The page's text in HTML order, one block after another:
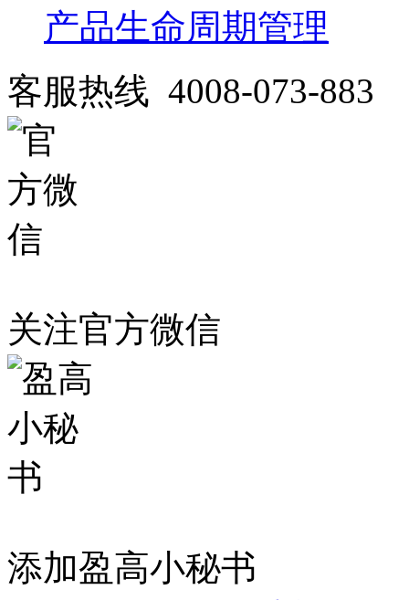
产品生命周期管理
客服热线 4008-073-883
关注官方微信
添加盈高小秘书